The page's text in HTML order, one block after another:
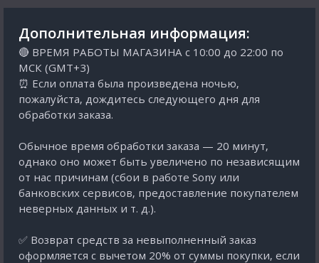
Дополнительная информация:
🔴 ВРЕМЯ РАБОТЫ МАГАЗИНА с 10:00 до 22:00 по
МСК (GMT+3)
⏰ Если оплата была произведена ночью,
пожалуйста, дождитесь следующего дня для
обработки заказа.
Обычное время обработки заказа — 20 минут,
однако оно может быть увеличено по независящим
от нас причинам (сбои в работе Sony или
банковских сервисов, предоставление покупателем
неверных данных и т. д.).
✅ Возврат средств за невыполненный заказ
оформляется с вычетом 20% от суммы покупки, если